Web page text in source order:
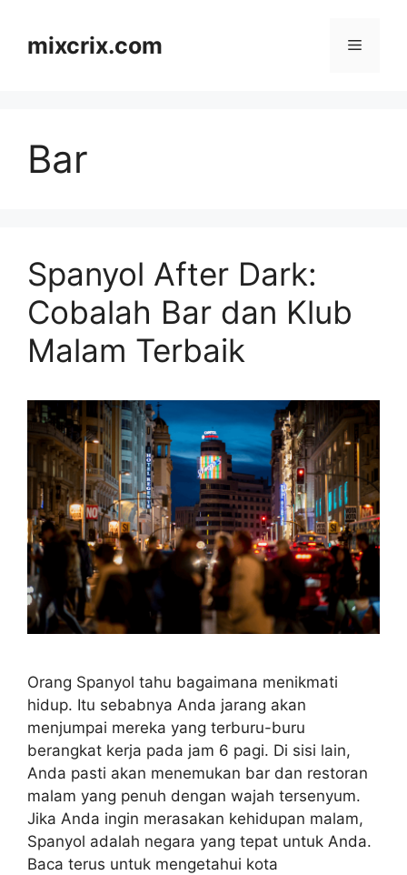
contentmixcrix.com Menu
Bar
Spanyol After Dark:
Cobalah Bar dan Klub
Malam Terbaik
Orang Spanyol tahu bagaimana menikmati
hidup. Itu sebabnya Anda jarang akan
menjumpai mereka yang terburu-buru
berangkat kerja pada jam 6 pagi. Di sisi lain,
Anda pasti akan menemukan bar dan restoran
malam yang penuh dengan wajah tersenyum.
Jika Anda ingin merasakan kehidupan malam,
Spanyol adalah negara yang tepat untuk Anda.
Baca terus untuk mengetahui kota